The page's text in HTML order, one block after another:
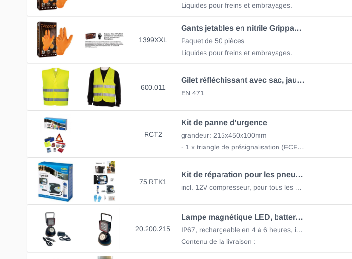
Liquides pour freins et embrayages.
1399XXL
Gants jetables en nitrile Grippaz, taille XXL
Paquet de 50 pièces
Liquides pour freins et embrayages.
600.011
Gilet réfléchissant avec sac, jaune
EN 471
RCT2
Kit de panne d'urgence
grandeur: 215x450x100mm
- 1 x triangle de présignalisation (ECE R27)
75.RTK1
Kit de réparation pour les pneus de voiture, 400ml
incl. 12V compresseur, pour tous les pneus
20.200.215
Lampe magnétique LED, batterie Li 650 lm
IP67, rechargeable en 4 à 6 heures, interrupteur inclus
Contenu de la livraison :